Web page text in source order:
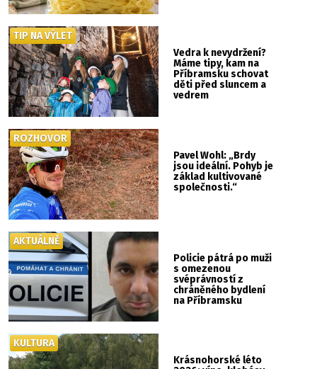
Vedra k nevydržení?
Máme tipy, kam na
Příbramsku schovat
děti před sluncem a
vedrem
TIP NA VÝLET
Pavel Wohl: „Brdy
jsou ideální. Pohyb je
základ kultivované
společnosti.“
ROZHOVOR
Policie pátrá po muži
s omezenou
svéprávností z
chráněného bydlení
na Příbramsku
AKTUÁLNĚ
Krásnohorské léto
KULTURA